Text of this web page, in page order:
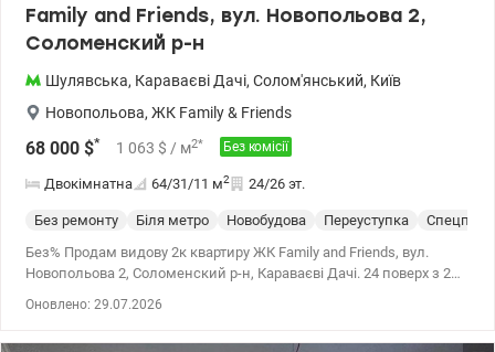
Family аnd Friends, вул. Новопольова 2,
Соломенский р-н
Шулявська, Караваєві Дачі, Солом'янський, Київ
Новопольова, ЖК Family & Friends
68 000 $* 1 063 $ / м2* Без комісії
Двокімнатна 64/31/11 м2 24/26 эт.
Без ремонту Біля метро Новобудова Переуступка
Без% Продам видову 2к квартиру ЖК Family аnd Friends, вул.
Новопольова 2, Соломенский р-н, Караваєві Дачі. 24 поверх з 26
Оновлено: 29.07.2026